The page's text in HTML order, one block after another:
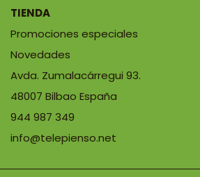
TIENDA
Promociones especiales
Novedades
Avda. Zumalacárregui 93.
48007 Bilbao España
944 987 349
info@telepienso.net